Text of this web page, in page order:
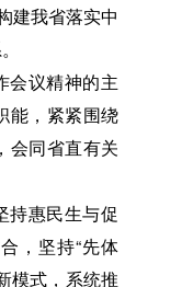
建我省落实中
会议精神的主
能，紧紧围绕
会同省直有关
持惠民生与促
，坚持“先体
模式，系统推